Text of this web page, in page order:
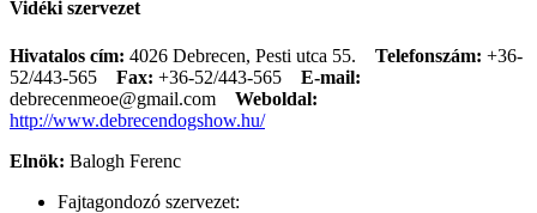
Vidéki szervezet
Hivatalos cím: 4026 Debrecen, Pesti utca 55. Telefonszám: +36-
52/443-565
Fax: +36-52/443-565
E-mail:
debrecenmeoe@gmail.com
Weboldal:
http://www.debrecendogshow.hu/
Elnök: Balogh Ferenc
Fajtagondozó szervezet: